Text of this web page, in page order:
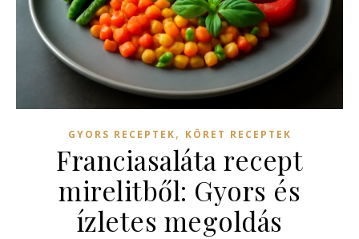
GYORS RECEPTEK, KÖRET RECEPTEK
Franciasaláta recept
mirelitből: Gyors és
ízletes megoldás